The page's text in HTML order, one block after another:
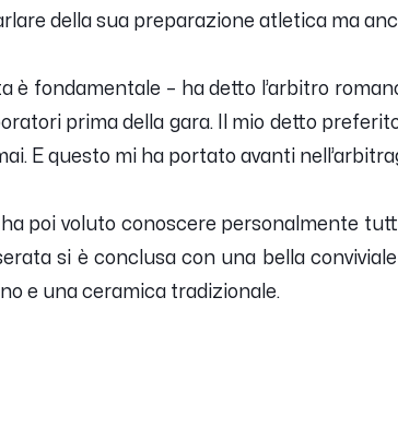
della sua preparazione atletica ma
è fondamentale – ha detto l’arbitro
prima della gara. Il mio detto
E questo mi ha portato avanti
poi voluto conoscere personalmente
si è conclusa con una bella
e una ceramica tradizionale.